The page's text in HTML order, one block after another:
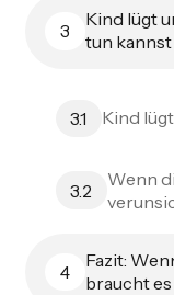
3
Kind lügt
tun kannst
3.1 Kind
3.2
Wenn
4
Fazit:
braucht